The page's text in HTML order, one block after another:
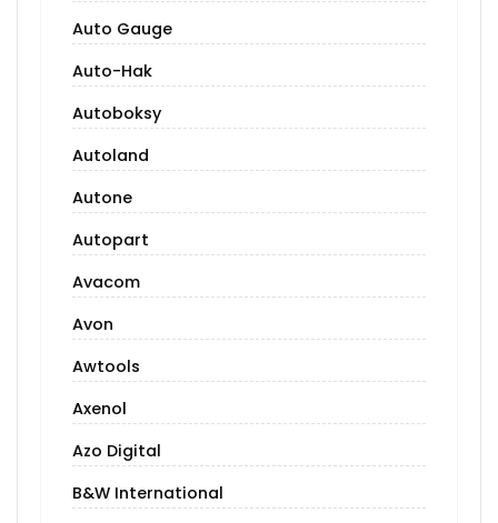
Auto Gauge
Auto-Hak
Autoboksy
Autoland
Autone
Autopart
Avacom
Avon
Awtools
Axenol
Azo Digital
B&W International